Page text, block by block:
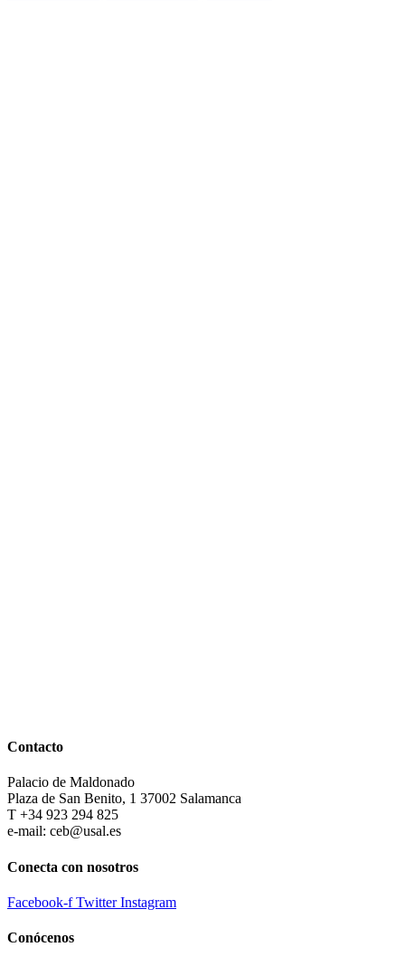
Contacto
Palacio de Maldonado
Plaza de San Benito, 1 37002 Salamanca
T +34 923 294 825
e-mail: ceb@usal.es
Conecta con nosotros
Facebook-f Twitter Instagram
Conócenos